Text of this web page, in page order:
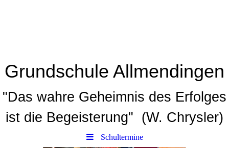
Grundschule Allmendingen
"Das wahre Geheimnis des Erfolges
ist die Begeisterung" (W. Chrysler)
Schultermine